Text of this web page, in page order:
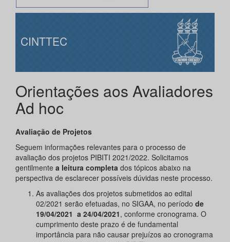
CINTTEC
Orientações aos Avaliadores
Ad hoc
Avaliação de Projetos
Seguem informações relevantes para o processo de
avaliação dos projetos PIBITI 2021/2022. Solicitamos
gentilmente a leitura completa dos tópicos abaixo na
perspectiva de esclarecer possíveis dúvidas neste processo.
As avaliações dos projetos submetidos ao edital
02/2021 serão efetuadas, no SIGAA, no período de
19/04/2021 a 24/04/2021, conforme cronograma. O
cumprimento deste prazo é de fundamental
importância para não causar prejuízos ao cronograma